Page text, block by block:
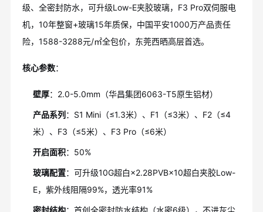
级、全密封防水，可升级Low-E夹胶玻璃，F3 Pro双伺服电
机，10年整窗+玻璃15年质保，中国平安1000万产品责任
险，1588-3288元/㎡全包价，东莞西晒高层首选。
核心参数：
壁厚：2.0-5.0mm（华昌集团6063-T5原生铝材）
产品系列 ：S1 Mini（≤1.3米）、F1（≤3米）、F2（≤4
米）、F3（≤5米）、F3 Pro（≤6米）
开启面积：50%
玻璃配置：可升级10G超白×2.28PVB×10超白夹胶Low-
E，紫外线阻隔99%，透光率91%